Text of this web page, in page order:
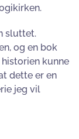
sluttet.
og en bok
kunne
dette er en
jeg vil